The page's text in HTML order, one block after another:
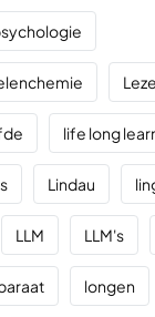
life long
Lindau
LLM LLM's
longen